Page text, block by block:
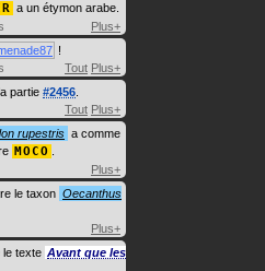
a un étymon arabe.
Plus+
!
Tout Plus+
partie #2456
Tout Plus+
rupestris a comme
MOCO
Plus+
le taxon Oecanthus
Plus+
le texte Avant que les